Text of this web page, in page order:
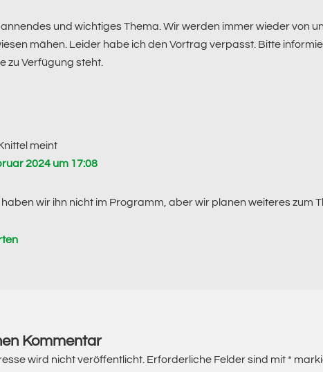
und wichtiges Thema. Wir werden immer wieder von
mähen. Leider habe ich den Vortrag verpasst. Bitte
zu Verfügung steht.
meint
2024 um 17:08
wir ihn nicht im Programm, aber wir planen weiteres zum
Kommentar
wird nicht veröffentlicht. Erforderliche Felder sind mit *